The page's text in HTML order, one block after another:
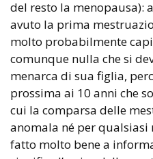
del resto la menopausa):
avuto la prima
molto probabilmente
comunque nulla che si
menarca di sua figlia,
prossima ai 10 anni che
cui la comparsa delle
anomala né per qualsiasi
fatto molto bene a